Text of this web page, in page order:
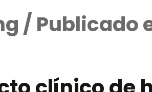
/ Publicado